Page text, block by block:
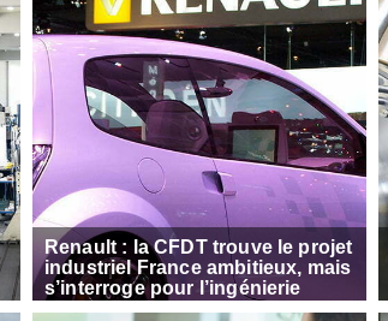
Renault : la CFDT trouve le projet
industriel France ambitieux, mais
s’interroge pour l’ingénierie